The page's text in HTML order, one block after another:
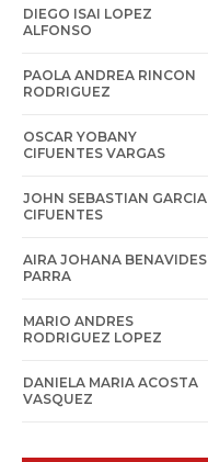
DIEGO ISAI LOPEZ
ALFONSO
PAOLA ANDREA RINCON
RODRIGUEZ
OSCAR YOBANY
CIFUENTES VARGAS
JOHN SEBASTIAN GARCIA
CIFUENTES
AIRA JOHANA BENAVIDES
PARRA
MARIO ANDRES
RODRIGUEZ LOPEZ
DANIELA MARIA ACOSTA
VASQUEZ